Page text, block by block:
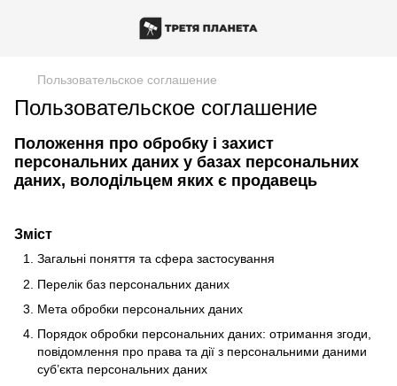
Пользовательское соглашение
Пользовательское соглашение
Положення про обробку і захист
персональних даних у базах персональних
даних, володільцем яких є продавець
Зміст
Загальні поняття та сфера застосування
Перелік баз персональних даних
Мета обробки персональних даних
Порядок обробки персональних даних: отримання згоди,
повідомлення про права та дії з персональними даними
суб’єкта персональних даних